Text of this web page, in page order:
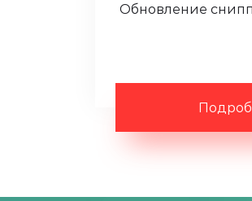
Обновление